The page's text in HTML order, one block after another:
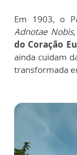
Em 1903, o
Adnotae Nobis,
do Coração
ainda cuidam
transformada